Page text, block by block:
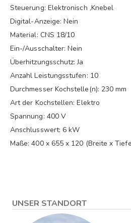
Steuerung: Elektronisch ,Knebel
Digital-Anzeige: Nein
Material: CNS 18/10
Ein-/Ausschalter: Nein
Überhitzungsschutz: Ja
Anzahl Leistungsstufen: 10
Durchmesser Kochstelle(n): 230 mm
Art der Kochstellen: Elektro
Spannung: 400 V
Anschlusswert: 6 kW
Maße: 400 x 655 x 120 (Breite x
UNSER STANDORT